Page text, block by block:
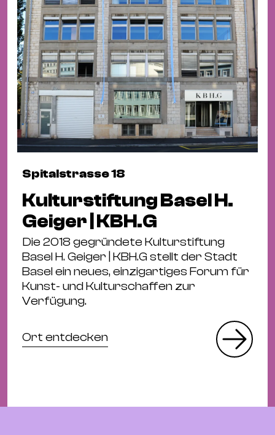
Spitalstrasse 18
Kulturstiftung Basel H.
Geiger | KBH.G
Die 2018 gegründete Kulturstiftung
Basel H. Geiger | KBH.G stellt der Stadt
Basel ein neues, einzigartiges Forum für
Kunst- und Kulturschaffen zur
Verfügung.
Ort entdecken